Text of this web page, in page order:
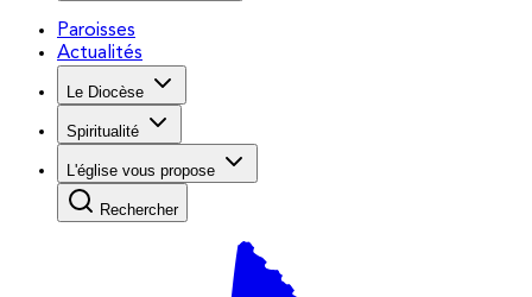
Paroisses
Actualités
Le Diocèse
Spiritualité
L'église vous propose
Rechercher